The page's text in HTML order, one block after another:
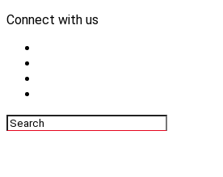
Connect with us